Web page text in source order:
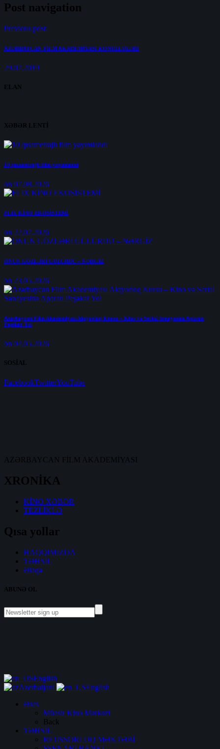
Post navigation
Previous post:
AZƏRBAYCAN FİLM AKADEMİYASI KÖNÜLLÜLƏRİ
29.07.2019
ELAN
XƏBƏR LENTİ
10 qısametrajlı film yayımlandı
on 07.08.2026
FLIX KİNO EKOSİSTEMİ
on 22.07.2026
ONUN GÖZLƏRİ GÜLÜRDÜ – NƏRGİZ
on 23.05.2026
Azərbaycan Film Akademiyası Aktyorluq Kursu – Kino və Serial Sənayesinə Aparan
Peşəkar Yol
on 04.05.2026
SOSİAL
FacebookTwitterYouTube
AZƏRBAYCAN FİLM AKADEMİYASI
XRONİKA
KİNO XƏBƏR
TEZLİKLƏ
Qısa yollar
HAQQIMIZDA
TƏHSİL
Əlaqə
ABUNƏ OL
English
Azerbaijani
English
Əsas
Müasir Kino Mərkəzi
Back
TƏHSİL
REJİSSORLUQ MƏKTƏBİ